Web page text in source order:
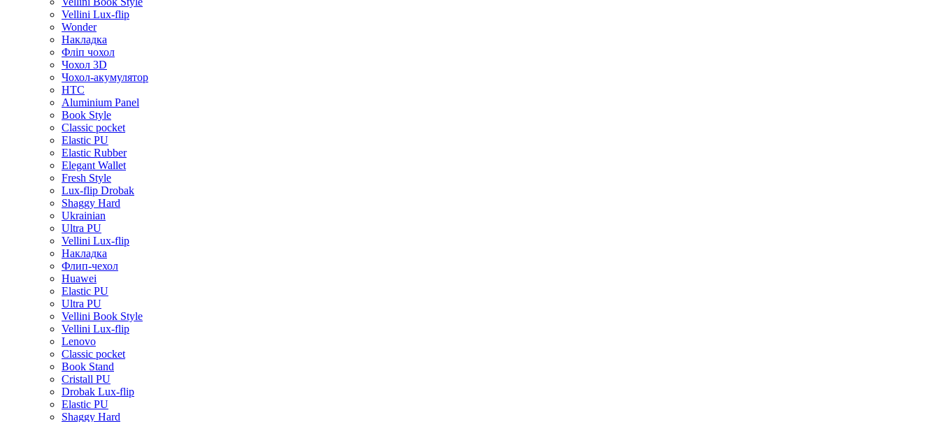
Vellini Lux-flip
Wonder
Накладка
Фліп чохол
Чохол 3D
Чохол-акумулятор
HTC
Aluminium Panel
Book Style
Classic pocket
Elastic PU
Elastic Rubber
Elegant Wallet
Fresh Style
Lux-flip Drobak
Shaggy Hard
Ukrainian
Ultra PU
Vellini Lux-flip
Накладка
Флип-чехол
Huawei
Elastic PU
Ultra PU
Vellini Book Style
Vellini Lux-flip
Lenovo
Classic pocket
Book Stand
Cristall PU
Drobak Lux-flip
Elastic PU
Shaggy Hard